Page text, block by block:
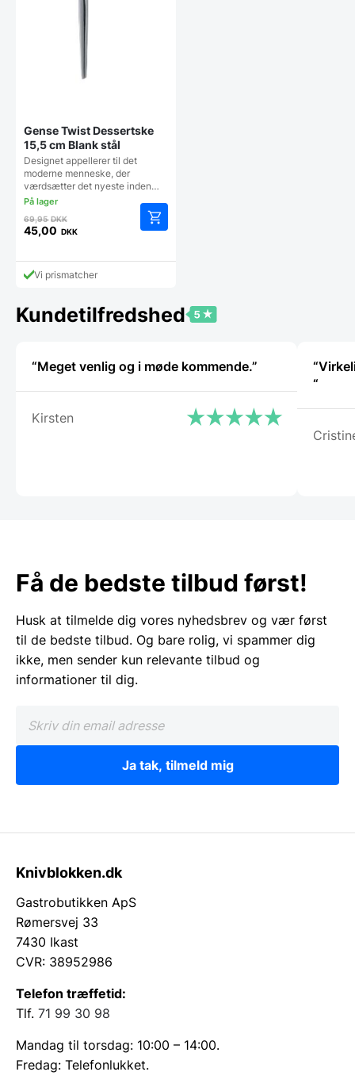
Gense Twist Dessertske
15,5 cm Blank stål
Designet appellerer til det
moderne menneske, der
værdsætter det nyeste inden…
69,95DKKDen
oprindelige
var:
69,95 DKK.
45,00 DKK
aktuelle
prisVi prismatcher
Kundetilfredshed
“Meget venlig og i møde kommende.”
Kirsten
“
Få de bedste tilbud først!
Husk at tilmelde dig vores nyhedsbrev og vær først
til de bedste tilbud. Og bare rolig, vi spammer dig
ikke, men sender kun relevante tilbud og
informationer til dig.
Ja tak, tilmeld mig
Knivblokken.dk
Gastrobutikken ApS
Rømersvej 33
7430 Ikast
CVR: 38952986
Telefon træffetid:
Tlf. 71 99 30 98
Mandag til torsdag: 10:00 – 14:00.
Fredag: Telefonlukket.